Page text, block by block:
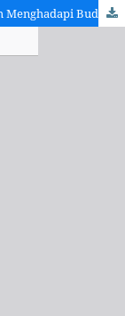
Konten Dakwah Digital di Media Baru dalam Menghadapi Budaya Hedonisme: Perspektif Dakwah Kontemporer